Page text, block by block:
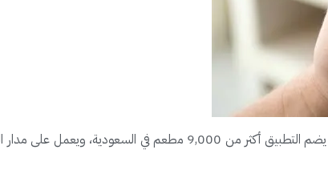
منصة كريم ناو تابعة لشركة كريم الشهيرة، وتوفر خدمات توصيل طعام ومستلزمات متنوعة. يضم التطبيق أكثر من 9,000 مطعم في